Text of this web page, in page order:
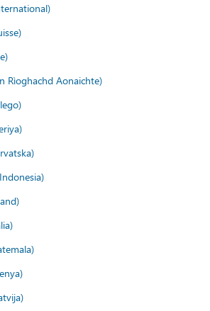
Rìoghachd Aonaichte)